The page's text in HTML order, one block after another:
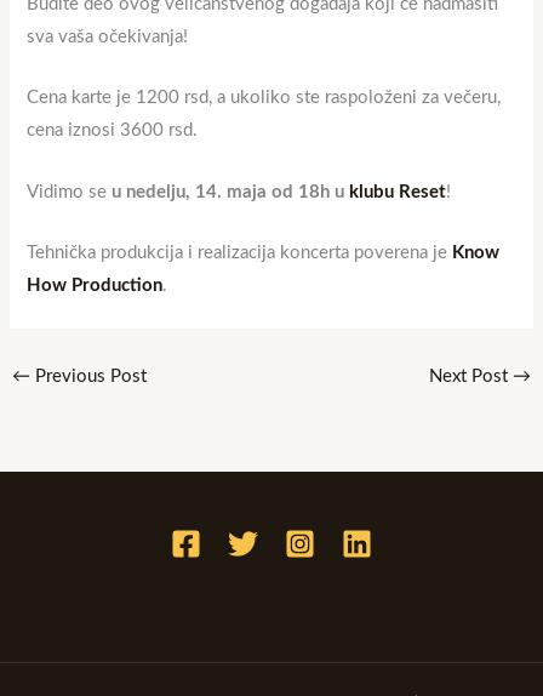
Budite deo ovog veličanstvenog događaja koji će nadmašiti
sva vaša očekivanja!
Cena karte je 1200 rsd, a ukoliko ste raspoloženi za večeru,
cena iznosi 3600 rsd.
Vidimo se u nedelju, 14. maja od 18h u klubu Reset!
Tehnička produkcija i realizacija koncerta poverena je Know
How Production.
← Previous Post Next Post →